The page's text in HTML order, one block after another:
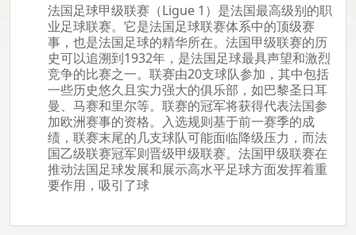
法国足球甲级联赛（Ligue 1）是法国最高级别的职
业足球联赛。它是法国足球联赛体系中的顶级赛
事，也是法国足球的精华所在。法国甲级联赛的历
史可以追溯到1932年，是法国足球最具声望和激烈
竞争的比赛之一。联赛由20支球队参加，其中包括
一些历史悠久且实力强大的俱乐部，如巴黎圣日耳
曼、马赛和里尔等。联赛的冠军将获得代表法国参
加欧洲赛事的资格。入选规则基于前一赛季的成
绩，联赛末尾的几支球队可能面临降级压力，而法
国乙级联赛冠军则晋级甲级联赛。法国甲级联赛在
推动法国足球发展和展示高水平足球方面发挥着重
要作用，吸引了球